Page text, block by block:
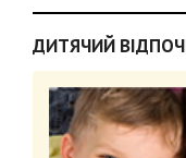
ДИТЯЧИЙ